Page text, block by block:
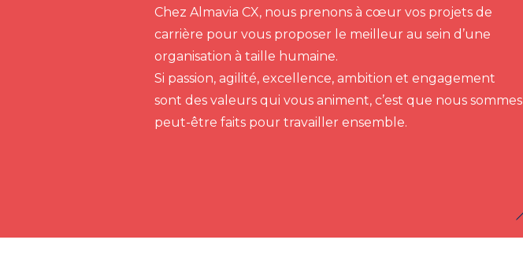
Chez Almavia CX, nous prenons à cœur vos projets de
carrière pour vous proposer le meilleur au sein d’une
organisation à taille humaine.
Si passion, agilité, excellence, ambition et engagement
sont des valeurs qui vous animent, c’est que nous sommes
peut-être faits pour travailler ensemble.